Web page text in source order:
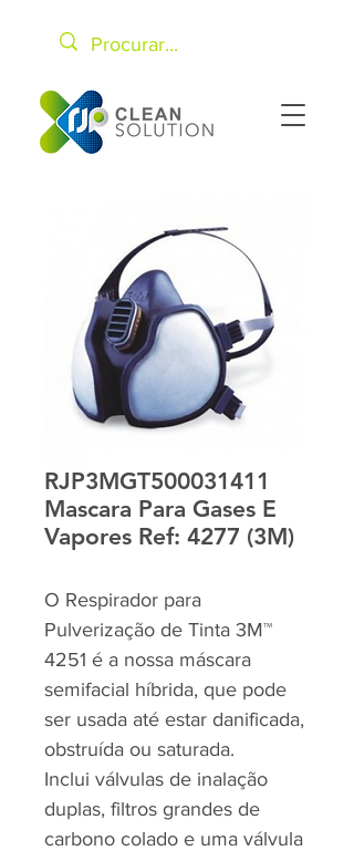
RJP3MGT500031411
Mascara Para Gases E
Vapores Ref: 4277 (3M)
O Respirador para
Pulverização de Tinta 3M™
4251 é a nossa máscara
semifacial híbrida, que pode
ser usada até estar danificada,
obstruída ou saturada.
Inclui válvulas de inalação
duplas, filtros grandes de
carbono colado e uma válvula